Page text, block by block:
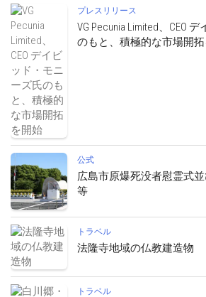
プレスリリース
VG Pecunia Limited、CEO
のもと、積極的な市場開
公式
広島市原爆死没者慰霊式
等
トラベル
法隆寺地域の仏教建造物
トラベル